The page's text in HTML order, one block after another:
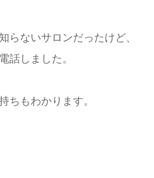
らないサロンだったけど、
話しました。
ちもわかります。